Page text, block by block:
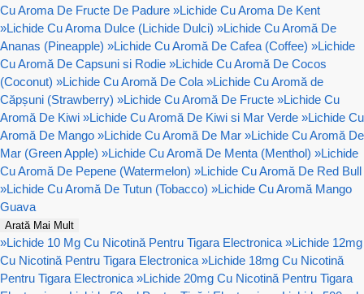
Cu Aroma De Fructe De Padure »Lichide Cu Aroma De Kent
»Lichide Cu Aroma Dulce (Lichide Dulci) »Lichide Cu Aromă De
Ananas (Pineapple) »Lichide Cu Aromă De Cafea (Coffee) »Lichide
Cu Aromă De Capsuni si Rodie »Lichide Cu Aromă De Cocos
(Coconut) »Lichide Cu Aromă De Cola »Lichide Cu Aromă de
Căpșuni (Strawberry) »Lichide Cu Aromă De Fructe »Lichide Cu
Aromă De Kiwi »Lichide Cu Aromă De Kiwi si Mar Verde »Lichide Cu
Aromă De Mango »Lichide Cu Aromă De Mar »Lichide Cu Aromă De
Mar (Green Apple) »Lichide Cu Aromă De Menta (Menthol) »Lichide
Cu Aromă De Pepene (Watermelon) »Lichide Cu Aromă De Red Bull
»Lichide Cu Aromă De Tutun (Tobacco) »Lichide Cu Aromă Mango
Guava
Arată Mai Mult
»Lichide 10 Mg Cu Nicotină Pentru Tigara Electronica »Lichide 12mg
Cu Nicotină Pentru Tigara Electronica »Lichide 18mg Cu Nicotină
Pentru Tigara Electronica »Lichide 20mg Cu Nicotină Pentru Tigara